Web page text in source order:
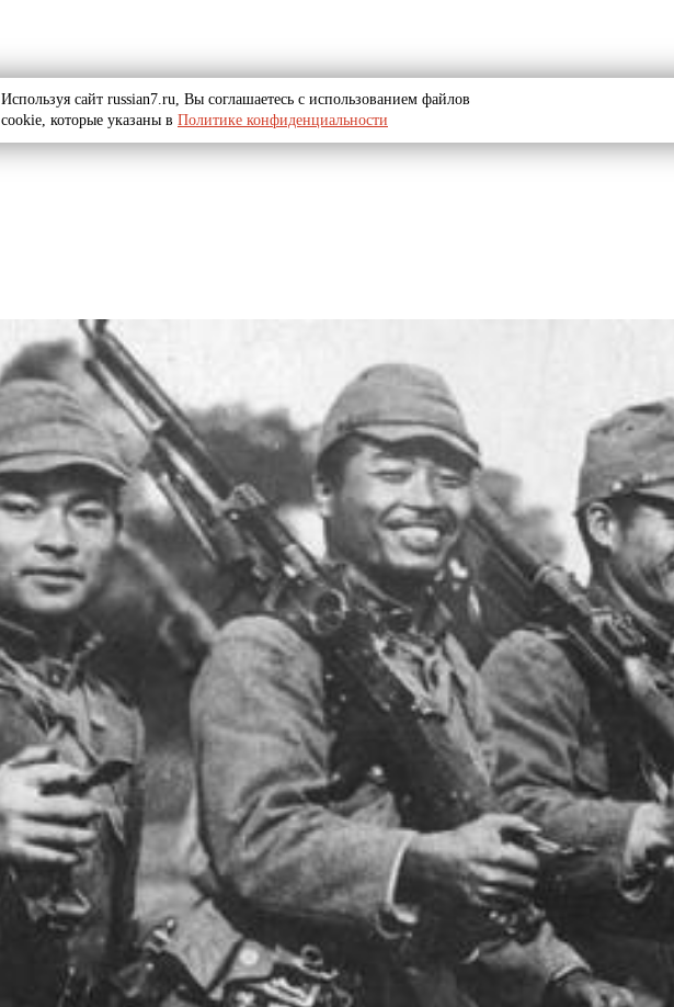
Используя сайт russian7.ru, Вы соглашаетесь с использованием файлов
cookie, которые указаны в Политике конфиденциальности